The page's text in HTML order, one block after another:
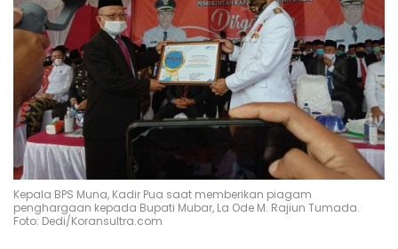
Kepala BPS Muna, Kadir Pua saat memberikan piagam
penghargaan kepada Bupati Mubar, La Ode M. Rajiun Tumada.
Foto: Dedi/Koransultra.com